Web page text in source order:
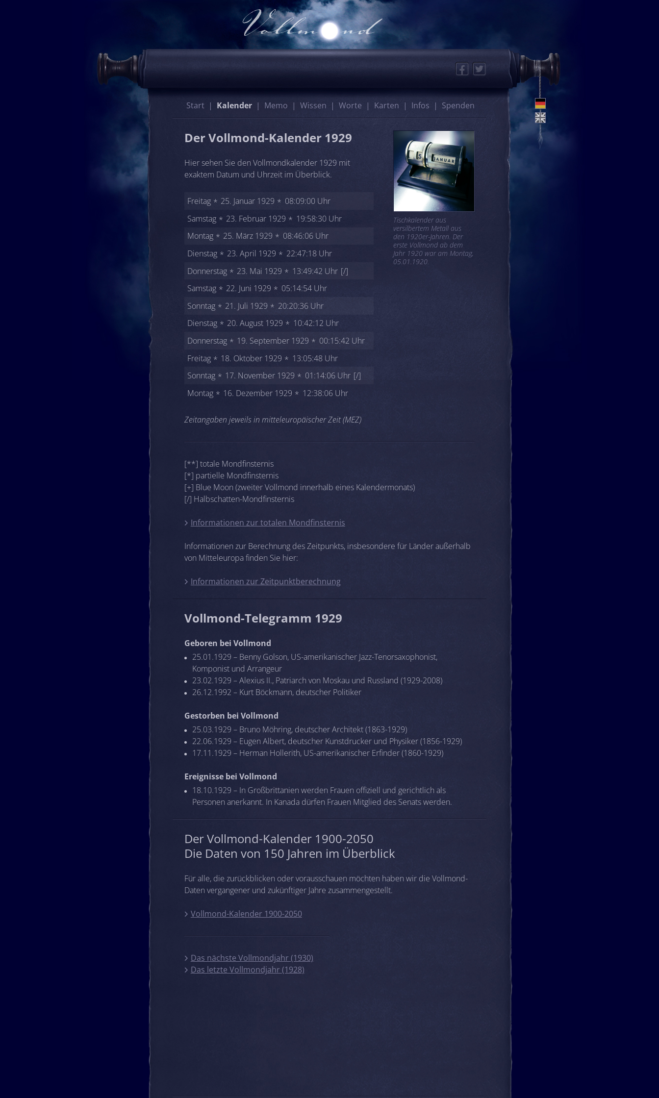
Facebook
Twitter
Start Kalender Memo Wissen Worte Karten Infos Spenden
Der Vollmond-Kalender 1929
Hier sehen Sie den Vollmondkalender 1929 mit
exaktem Datum und Uhrzeit im Überblick.
Freitag 25. Januar 1929
08:09:00 Uhr
Samstag
23. Februar 1929
19:58:30 Uhr
Montag
25. März 1929
08:46:06 Uhr
Dienstag
23. April 1929
22:47:18 Uhr
Donnerstag
23. Mai 1929 13:49:42 Uhr [/]
Samstag
22. Juni 1929
05:14:54 Uhr
Sonntag
21. Juli 1929
20:20:36 Uhr
Dienstag
20. August 1929
10:42:12 Uhr
Donnerstag
19. September 1929
00:15:42 Uhr
Freitag
18. Oktober 1929
13:05:48 Uhr
Sonntag
17. November 1929 01:14:06 Uhr [/]
Montag
16. Dezember 1929 12:38:06 Uhr
Zeitangaben jeweils in mitteleuropäischer Zeit (MEZ)
Tischkalender aus
versilbertem Metall aus
den 1920er-Jahren. Der
erste Vollmond ab dem
Jahr 1920 war am Montag,
05.01.1920.
[**] totale Mondfinsternis
[*] partielle Mondfinsternis
[+] Blue Moon (zweiter Vollmond innerhalb eines Kalendermonats)
[/] Halbschatten-Mondfinsternis
Informationen zur totalen Mondfinsternis
Informationen zur Berechnung des Zeitpunkts, insbesondere für Länder außerhalb
von Mitteleuropa finden Sie hier:
Informationen zur Zeitpunktberechnung
Vollmond-Telegramm 1929
Geboren bei Vollmond
25.01.1929 – Benny Golson, US-amerikanischer Jazz-Tenorsaxophonist,
Komponist und Arrangeur
23.02.1929 – Alexius II., Patriarch von Moskau und Russland (1929-2008)
26.12.1992 – Kurt Böckmann, deutscher Politiker
Gestorben bei Vollmond
25.03.1929 – Bruno Möhring, deutscher Architekt (1863-1929)
22.06.1929 – Eugen Albert, deutscher Kunstdrucker und Physiker (1856-1929)
17.11.1929 – Herman Hollerith, US-amerikanischer Erfinder (1860-1929)
Ereignisse bei Vollmond
18.10.1929 – In Großbrittanien werden Frauen offiziell und gerichtlich als
Personen anerkannt. In Kanada dürfen Frauen Mitglied des Senats werden.
Der Vollmond-Kalender 1900-2050
Die Daten von 150 Jahren im Überblick
Für alle, die zurückblicken oder vorausschauen möchten haben wir die Vollmond-
Daten vergangener und zukünftiger Jahre zusammengestellt.
Vollmond-Kalender 1900-2050
Das nächste Vollmondjahr (1930)
Das letzte Vollmondjahr (1928)